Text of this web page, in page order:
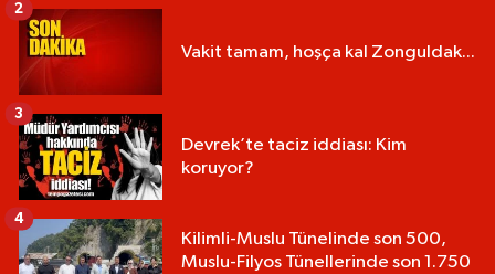
Vakit tamam, hoşça kal Zonguldak...
2
Devrek’te taciz iddiası: Kim
koruyor?
3
Kilimli-Muslu Tünelinde son 500,
Muslu-Filyos Tünellerinde son 1.750
4